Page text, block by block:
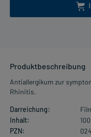
Produktbeschreibung
Antiallergikum zur
Rhinitis.
Darreichung:
Inhalt:
PZN: